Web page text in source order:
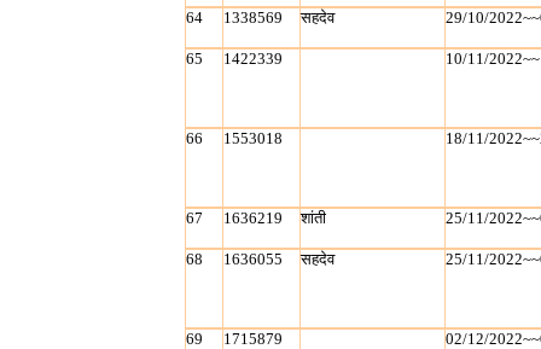
64 1338569 सहदेव 29/10/
65 1422339 10/11/
66 1553018 18/11/
67 1636219 शांती 25/11/
68 1636055 सहदेव 25/11/
69 1715879 02/12/